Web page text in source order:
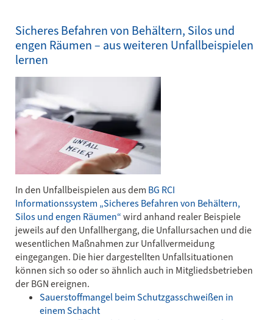
Sicheres Befahren von Behältern, Silos und
engen Räumen – aus weiteren Unfallbeispielen
lernen
In den Unfallbeispielen aus dem BG RCI
Informationssystem „Sicheres Befahren von Behältern,
Silos und engen Räumen“wird anhand realer Beispiele
jeweils auf den Unfallhergang, die Unfallursachen und die
wesentlichen Maßnahmen zur Unfallvermeidung
eingegangen. Die hier dargestellten Unfallsituationen
können sich so oder so ähnlich auch in Mitgliedsbetrieben
der BGN ereignen.
Sauerstoffmangel beim Schutzgasschweißen in
einem Schacht